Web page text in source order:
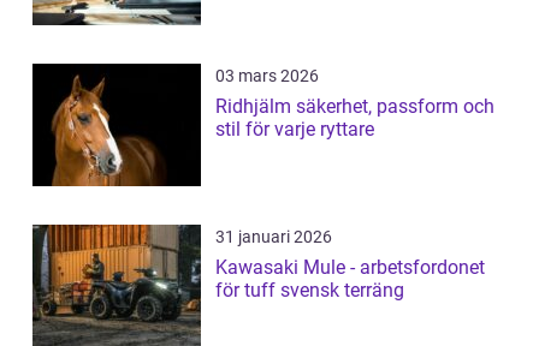
03 mars 2026
Ridhjälm säkerhet, passform och
stil för varje ryttare
31 januari 2026
Kawasaki Mule - arbetsfordonet
för tuff svensk terräng